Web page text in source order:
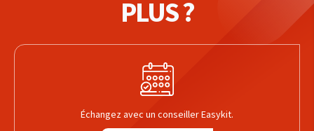
PLUS ?
Échangez avec un conseiller Easykit.